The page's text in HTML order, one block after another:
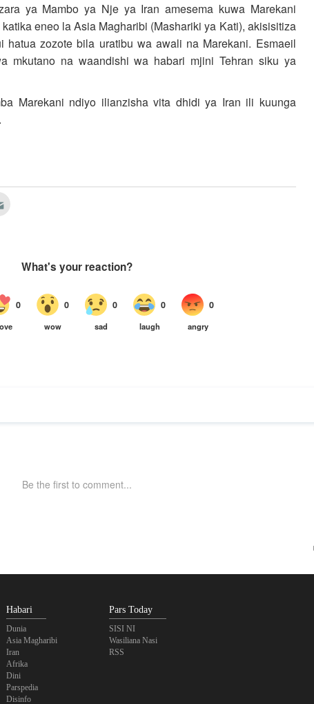
ya Mambo ya Nje ya Iran amesema kuwa Marekani
eneo la Asia Magharibi (Mashariki ya Kati), akisisitiza
hatua zozote bila uratibu wa awali na Marekani. Esmaeil
mkutano na waandishi wa habari mjini Tehran siku ya
Marekani ndiyo ilianzisha vita dhidi ya Iran ili kuunga
Habari
Dunia
Asia Magharibi
Iran
Afrika
Dini
Parspedia
Disinfo
Pars Today
SISI NI
Wasiliana Nasi
RSS